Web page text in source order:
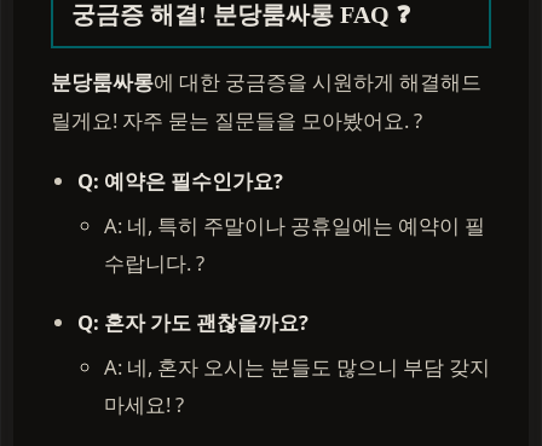
궁금증 해결! 분당룸싸롱 FAQ ❓
분당룸싸롱에 대한 궁금증을 시원하게 해결해드
릴게요! 자주 묻는 질문들을 모아봤어요. ?
Q: 예약은 필수인가요?
A: 네, 특히 주말이나 공휴일에는 예약이 필
수랍니다. ?
Q: 혼자 가도 괜찮을까요?
A: 네, 혼자 오시는 분들도 많으니 부담 갖지
마세요! ?